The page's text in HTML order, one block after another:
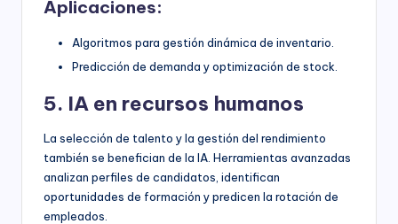
Aplicaciones:
Algoritmos para gestión dinámica de inventario.
Predicción de demanda y optimización de stock.
5. IA en recursos humanos
La selección de talento y la gestión del rendimiento
también se benefician de la IA. Herramientas avanzadas
analizan perfiles de candidatos, identifican
oportunidades de formación y predicen la rotación de
empleados.